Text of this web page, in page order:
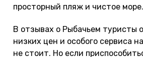
просторный пляж и чистое море.
В отзывах о Рыбачьем туристы
низких цен и особого сервиса
не стоит. Но если